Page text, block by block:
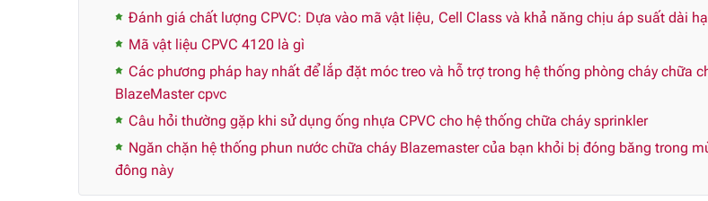
Đánh giá chất lượng CPVC: Dựa vào mã vật liệu, Cell Class và khả năng chịu áp suất dài
Mã vật liệu CPVC 4120 là gì
Các phương pháp hay nhất để lắp đặt móc treo và hỗ trợ trong hệ thống phòng cháy chữa
BlazeMaster cpvc
Câu hỏi thường gặp khi sử dụng ống nhựa CPVC cho hệ thống chữa cháy sprinkler
Ngăn chặn hệ thống phun nước chữa cháy Blazemaster của bạn khỏi bị đóng băng trong
đông này